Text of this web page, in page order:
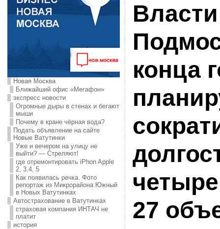
Новая Москва
Ближайший офис «Мегафон»
экспресс новости
Огромные дыры в стенах и бегают
мыши
Почему в кране чёрная вода?
Подать объявление на сайте
Новые Ватутинки
Уже и вечером на улицу не
выйти? — Стреляют!
где отремонтировать iPhon Apple
2, 3,4, 5
Как появилась речка. Фото
репортаж из Микрорайона Южный
в Новых Ватутинках
Автострахование в Ватутинках
страховая компания ИНТАЧ не
платит
история
Власти
конца
27